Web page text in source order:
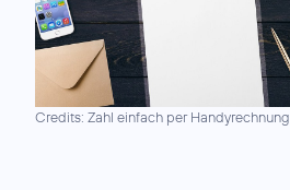
Credits: Zahl einfach per Handyrechnung